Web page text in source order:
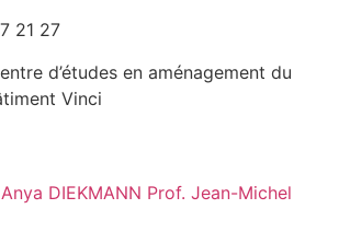
21 27
d’études en aménagement du
Vinci
DIEKMANN Prof. Jean-Michel